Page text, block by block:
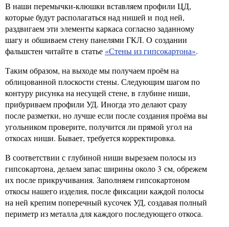
В наши перемычки-клюшки вставляем профили ЦД,
которые будут располагаться над нишей и под ней,
раздвигаем эти элементы каркаса согласно заданному
шагу и обшиваем стену панелями ГКЛ. О создании
фальшстен читайте в статье «Стены из гипсокартона».
Таким образом, на выходе мы получаем проём на
облицованной плоскости стены. Следующим шагом по
контуру рисунка на несущей стене, в глубине ниши,
прибуриваем профили УД. Иногда это делают сразу
после разметки, но лучше если после создания проёма вы
угольником проверите, получится ли прямой угол на
откосах ниши. Бывает, требуется корректировка.
В соответствии с глубиной ниши вырезаем полосы из
гипсокартона, делаем запас ширины около 3 см, обрежем
их после прикручивания. Заполняем гипсокартоном
откосы нашего изделия, после фиксации каждой полосы
на ней крепим поперечный кусочек УД, создавая полный
периметр из металла для каждого последующего откоса.